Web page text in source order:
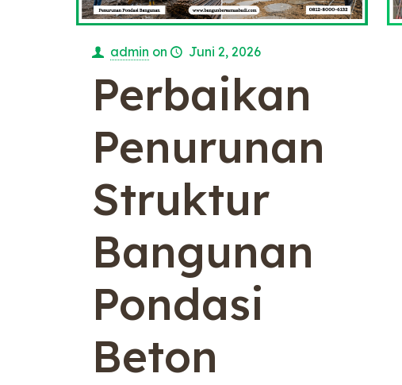
admin on Juni 2, 2026
Perbaikan
Penurunan
Struktur
Bangunan
Pondasi
Beton